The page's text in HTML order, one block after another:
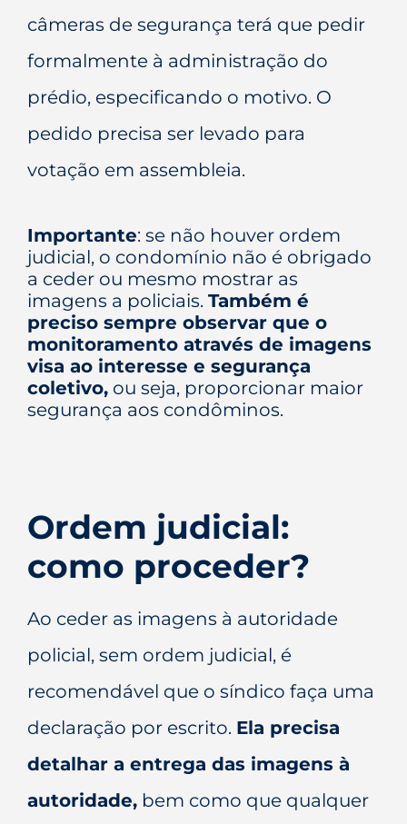
câmeras de segurança terá que pedir
formalmente à administração do
prédio, especificando o motivo. O
pedido precisa ser levado para
votação em assembleia.
Importante: se não houver ordem
judicial, o condomínio não é obrigado
a ceder ou mesmo mostrar as
imagens a policiais. Também é
preciso sempre observar que o
monitoramento através de imagens
visa ao interesse e segurança
coletivo, ou seja, proporcionar maior
segurança aos condôminos.
Ordem judicial:
como proceder?
Ao ceder as imagens à autoridade
policial, sem ordem judicial, é
recomendável que o síndico faça uma
declaração por escrito. Ela precisa
detalhar a entrega das imagens à
autoridade, bem como que qualquer